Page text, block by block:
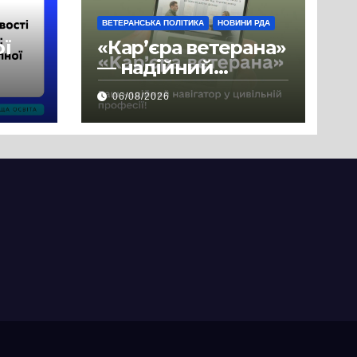
ВЕТЕРАНСЬКА ПОЛІТИКА НОВИНИ РДА
«Кар’єра ветерана»
— надійний
навігатор у
цивільній професії
06/08/2026